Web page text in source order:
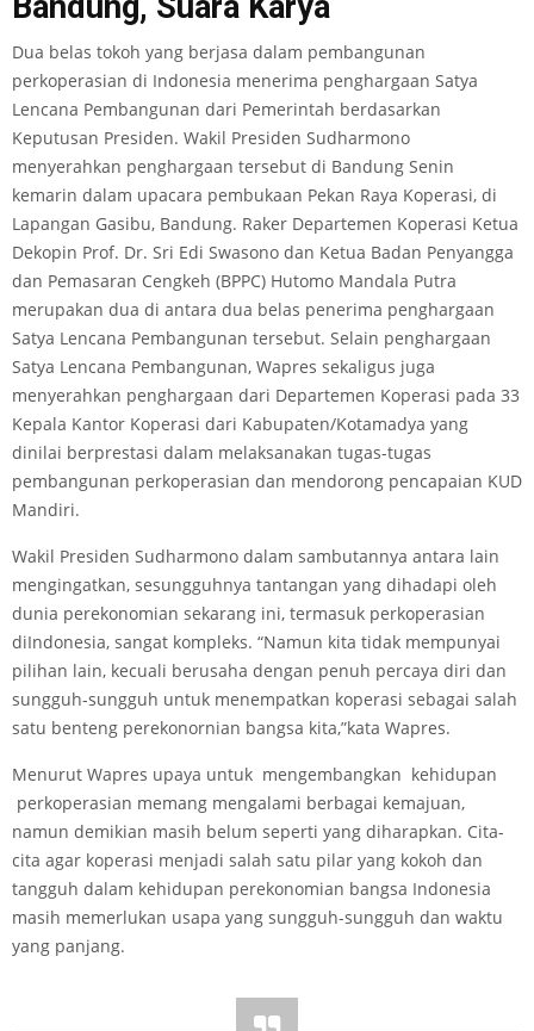
Dua belas tokoh yang berjasa dalam pembangunan
perkoperasian di Indonesia menerima penghargaan Satya
Lencana Pembangunan dari Pemerintah berdasarkan
Keputusan Presiden. Wakil Presiden Sudharmono
menyerahkan penghargaan tersebut di Bandung Senin
kemarin dalam upacara pembukaan Pekan Raya Koperasi, di
Lapangan Gasibu, Bandung. Raker Departemen Koperasi Ketua
Dekopin Prof. Dr. Sri Edi Swasono dan Ketua Badan Penyangga
dan Pemasaran Cengkeh (BPPC) Hutomo Mandala Putra
merupakan dua di antara dua belas penerima penghargaan
Satya Lencana Pembangunan tersebut. Selain penghargaan
Satya Lencana Pembangunan, Wapres sekaligus juga
menyerahkan penghargaan dari Departemen Koperasi pada 33
Kepala Kantor Koperasi dari Kabupaten/Kotamadya yang
dinilai berprestasi dalam melaksanakan tugas-tugas
pembangunan perkoperasian dan mendorong pencapaian KUD
Mandiri.
Wakil Presiden Sudharmono dalam sambutannya antara lain
mengingatkan, sesungguhnya tantangan yang dihadapi oleh
dunia perekonomian sekarang ini, termasuk perkoperasian
diIndonesia, sangat kompleks. “Namun kita tidak mempunyai
pilihan lain, kecuali berusaha dengan penuh percaya diri dan
sungguh-sungguh untuk menempatkan koperasi sebagai salah
satu benteng perekonornian bangsa kita,”kata Wapres.
Menurut Wapres upaya untuk mengembangkan kehidupan
perkoperasian memang mengalami berbagai kemajuan,
namun demikian masih belum seperti yang diharapkan. Cita-
cita agar koperasi menjadi salah satu pilar yang kokoh dan
tangguh dalam kehidupan perekonomian bangsa Indonesia
masih memerlukan usapa yang sungguh-sungguh dan waktu
yang panjang.